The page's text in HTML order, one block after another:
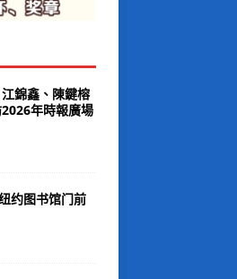
錦鑫、陳鍵榕
年時報廣場
约图书馆门前